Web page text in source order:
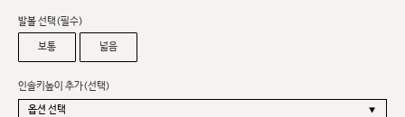
발볼 선택(필수)
보통 넓음
인솔키높이 추가(선택)